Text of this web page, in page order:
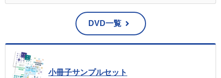
DVD一覧
小冊子サンプルセット